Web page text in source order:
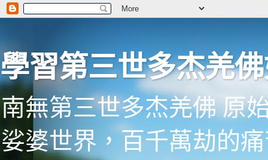
學習第三世多杰羌
南無第三世多杰羌佛 原
娑婆世界，百千萬劫的